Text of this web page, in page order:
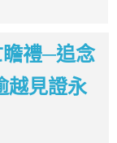
瞻禮─追念
越見證永